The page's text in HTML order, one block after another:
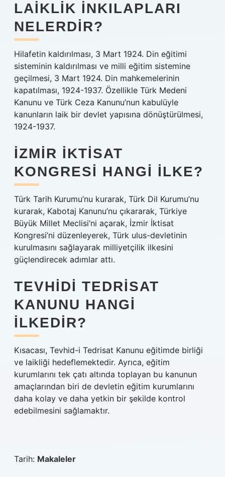
LAIKLIK INKILAPLARI
NELERDIR?
Hilafetin kaldırılması, 3 Mart 1924. Din eğitimi
sisteminin kaldırılması ve milli eğitim sistemine
geçilmesi, 3 Mart 1924. Din mahkemelerinin
kapatılması, 1924-1937. Özellikle Türk Medeni
Kanunu ve Türk Ceza Kanunu’nun kabulüyle
kanunların laik bir devlet yapısına dönüştürülmesi,
1924-1937.
İZMIR İKTISAT
KONGRESI HANGI ILKE?
Türk Tarih Kurumu’nu kurarak, Türk Dil Kurumu’nu
kurarak, Kabotaj Kanunu’nu çıkararak, Türkiye
Büyük Millet Meclisi’ni açarak, İzmir İktisat
Kongresi’ni düzenleyerek, Türk ulus-devletinin
kurulmasını sağlayarak milliyetçilik ilkesini
güçlendirecek adımlar attı.
TEVHIDI TEDRISAT
KANUNU HANGI
ILKEDIR?
Kısacası, Tevhid-i Tedrisat Kanunu eğitimde birliği
ve laikliği hedeflemektedir. Ayrıca, eğitim
kurumlarını tek çatı altında toplayan bu kanunun
amaçlarından biri de devletin eğitim kurumlarını
daha kolay ve daha yetkin bir şekilde kontrol
edebilmesini sağlamaktır.
Tarih: Makaleler